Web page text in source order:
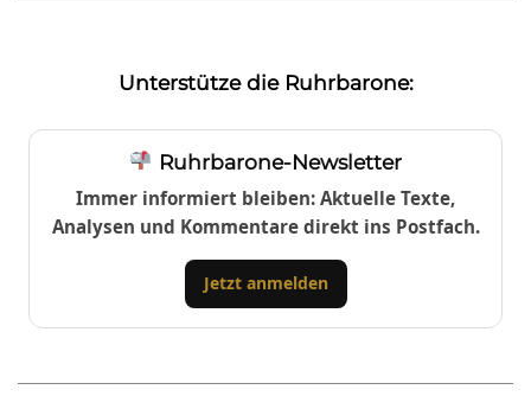
Unterstütze die Ruhrbarone:
Ruhrbarone-Newsletter
Immer informiert bleiben: Aktuelle Texte,
Analysen und Kommentare direkt ins Postfach.
Jetzt anmelden